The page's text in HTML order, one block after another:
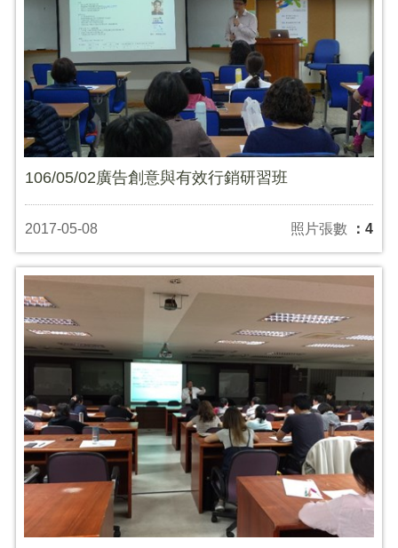
106/05/02廣告創意與有效行銷研習班
2017-05-08 照片張數 ：4